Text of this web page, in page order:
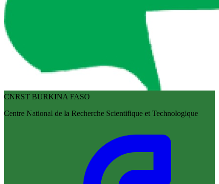
CNRST BURKINA FASO
Centre National de la Recherche Scientifique et Technologique